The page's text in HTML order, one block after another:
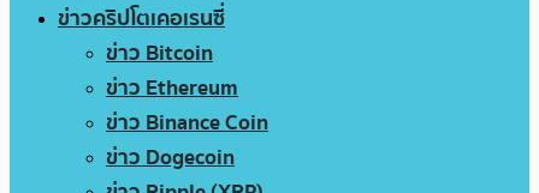
ข่าวคริปโตเคอเรนซี่
ข่าว Bitcoin
ข่าว Ethereum
ข่าว Binance Coin
ข่าว Dogecoin